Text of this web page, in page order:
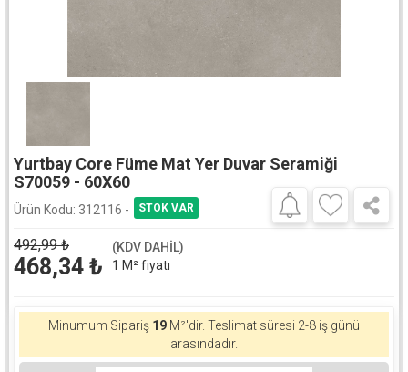
Yurtbay Core Füme Mat Yer Duvar Seramiği
S70059 - 60X60
Ürün Kodu: 312116 -
492,99₺
468,34 ₺
(KDV DAHİL)
1 M² fiyatı
Minumum Sipariş 19 M²'dir. Teslimat süresi 2-8 iş günü
arasındadır.